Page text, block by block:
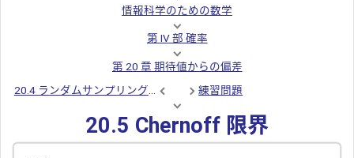
情報科学のための数学
第 IV 部 確率
第 20 章 期待値からの偏差
20.4 ランダムサンプリングによる推定練習問題
20.5 Chernoff 限界